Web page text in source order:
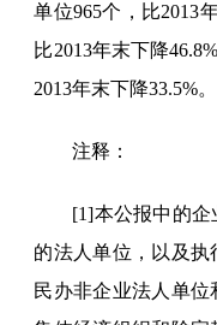
单位965个，比2013
比2013年末下降46.8
2013年末下降33.5%。
注释：
[1]本公报中的
的法人单位，以及执
民办非企业法人单